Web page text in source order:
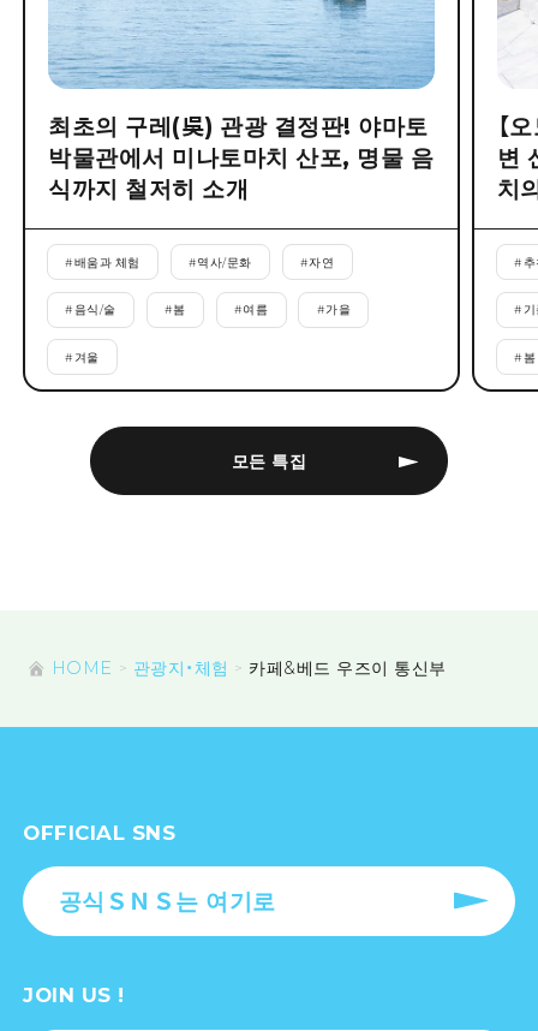
모든 특집
최초의 구레(吳) 관광 결정판! 야마토
박물관에서 미나토마치 산포, 명물 음
식까지 철저히 소개
#배움과 체험 #역사/문화 #자연
#음식/술 #봄 #여름 #가을
# 겨울
【
변
치
#
#
#봄
HOME 관광지・체험 카페&베드 우즈이 통신부
OFFICIAL SNS
공식ＳＮＳ는 여기로
JOIN US !